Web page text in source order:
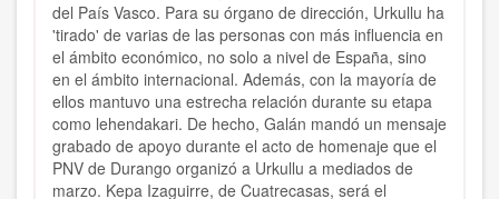
del País Vasco. Para su órgano de dirección, Urkullu ha
'tirado' de varias de las personas con más influencia en
el ámbito económico, no solo a nivel de España, sino
en el ámbito internacional. Además, con la mayoría de
ellos mantuvo una estrecha relación durante su etapa
como lehendakari. De hecho, Galán mandó un mensaje
grabado de apoyo durante el acto de homenaje que el
PNV de Durango organizó a Urkullu a mediados de
marzo. Kepa Izaguirre, de Cuatrecasas, será el